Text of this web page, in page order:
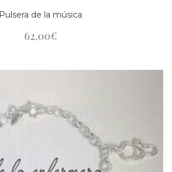
Pulsera de la música
62,00€